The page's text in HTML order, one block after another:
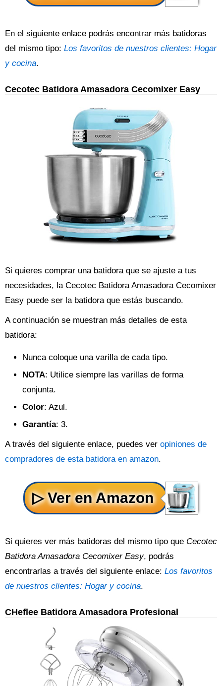
En el siguiente enlace podrás encontrar más batidoras
del mismo tipo: Los favoritos de nuestros clientes: Hogar
y cocina.
Cecotec Batidora Amasadora Cecomixer Easy
Si quieres comprar una batidora que se ajuste a tus
necesidades, la Cecotec Batidora Amasadora Cecomixer
Easy puede ser la batidora que estás buscando.
A continuación se muestran más detalles de esta
batidora:
Nunca coloque una varilla de cada tipo.
NOTA: Utilice siempre las varillas de forma
conjunta.
Color: Azul.
Garantía: 3.
A través del siguiente enlace, puedes ver opiniones de
compradores de esta batidora en amazon.
Si quieres ver más batidoras del mismo tipo que Cecotec
Batidora Amasadora Cecomixer Easy, podrás
encontrarlas a través del siguiente enlace: Los favoritos
de nuestros clientes: Hogar y cocina.
CHeflee Batidora Amasadora Profesional